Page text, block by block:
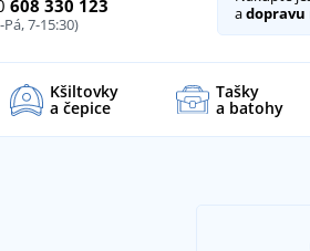
608 330 123
Pá, 7-15:30)
adopravu
Kšiltovky
a čepice
Tašky
a batohy